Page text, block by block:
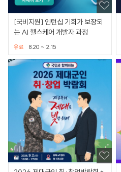
[국비지원] 인턴십 기회가 보장되
는 AI 헬스케어 개발자 과정
8.20 ~ 2.15
유료